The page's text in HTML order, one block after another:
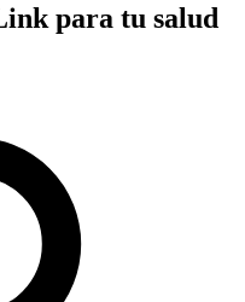
para tu salud